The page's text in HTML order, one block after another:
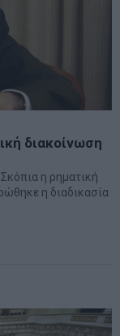
διακοίνωση
η ρηματική
η διαδικασία